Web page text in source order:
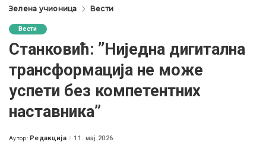
Зелена учионица Вести
Вести
Станковић: ”Ниједна дигитална
трансформација не може
успети без компетентних
наставника”
Posted
Аутор: Редакција 11. мај 2026.